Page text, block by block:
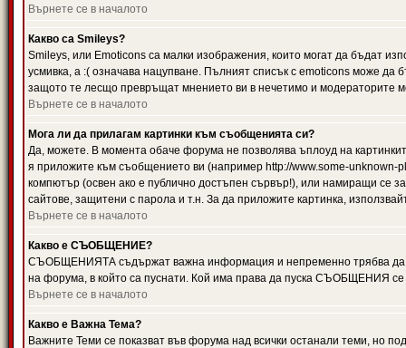
Върнете се в началото
Какво са Smileys?
Smileys, или Emoticons са малки изображения, които могат да бъдат
усмивка, а :( означава нацупване. Пълният списък с emoticons може да
защото те лесщо превръщат мнението ви в нечетимо и модераторите
Върнете се в началото
Мога ли да прилагам картинки към съобщенията си?
Да, можете. В момента обаче форума не позволява ъплоуд на
я приложите към съобщението ви (например http://www.some-
компютър (освен ако е публично достъпен сървър!), или намиращи се
сайтове, защитени с парола и т.н. За да приложите картинка,
Върнете се в началото
Какво е СЪОБЩЕНИЕ?
СЪОБЩЕНИЯТА съдържат важна информация и непременно трябва да
на форума, в който са пуснати. Кой има права да пуска СЪОБЩЕНИЯ се
Върнете се в началото
Какво е Важна Тема?
Важните Теми се показват във форума над всички останали теми,